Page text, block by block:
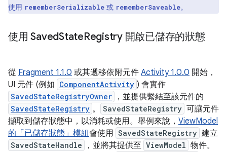
使用 rememberSerializable 或 rememberSaveable。
使用 SavedStateRegistry 開啟已儲存的狀態
從 Fragment 1.1.0 或其遞移依附元件 Activity 1.0.0 開始，
UI 元件 (例如 ComponentActivity ) 會實作
SavedStateRegistryOwner ，並提供繫結至該元件的
SavedStateRegistry 。 SavedStateRegistry 可讓元件
擷取到儲存狀態中，以消耗或使用。舉例來說， ViewModel
的「已儲存狀態」模組會使用 SavedStateRegistry 建立
SavedStateHandle ，並將其提供至 ViewModel 物件。